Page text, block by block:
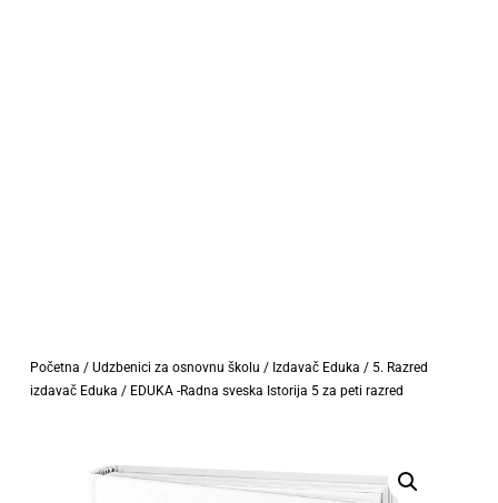
Početna / Udzbenici za osnovnu školu / Izdavač Eduka / 5. Razred
izdavač Eduka / EDUKA -Radna sveska Istorija 5 za peti razred